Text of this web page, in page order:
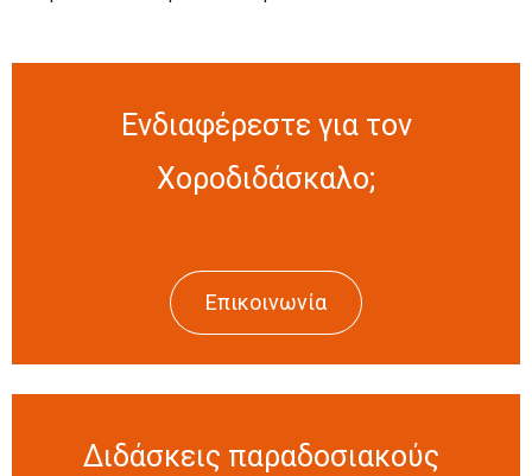
Ενδιαφέρεστε για τον
Χοροδιδάσκαλο;
Επικοινωνία
Διδάσκεις παραδοσιακούς